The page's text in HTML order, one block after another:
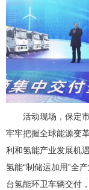
活动现场，保定
牢牢把握全球能源变
利和氢能产业发展机
氢能“制储运加用”全
台氢能环卫车辆交付